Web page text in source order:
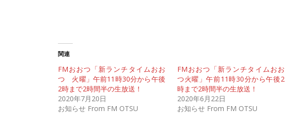
関連
FMおおつ「新ランチタイムおお
つ 火曜」午前11時30分から午後
2時まで2時間半の生放送！
2020年7月20日
お知らせ From FM OTSU
FMおおつ「新ランチタイムおお
つ火曜」午前11時30分から午後2
時まで2時間半の生放送！
2020年6月22日
お知らせ From FM OTSU